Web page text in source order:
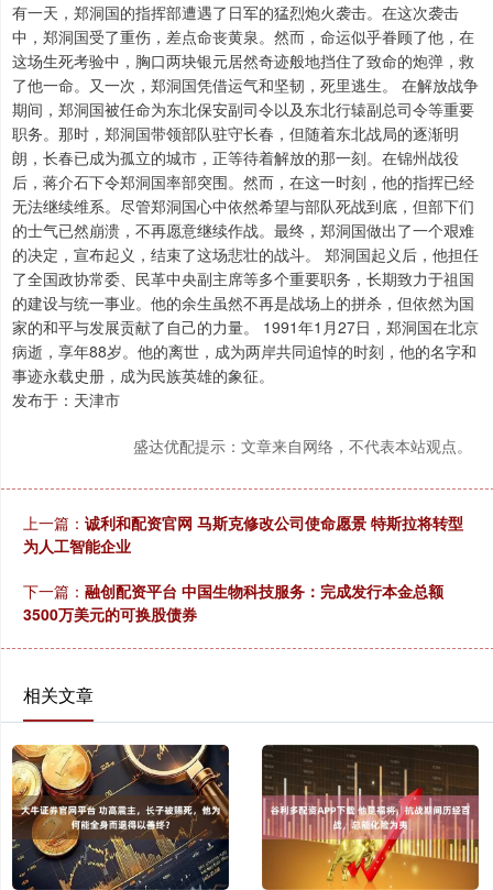
有一天，郑洞国的指挥部遭遇了日军的猛烈炮火袭击。在这次袭击
中，郑洞国受了重伤，差点命丧黄泉。然而，命运似乎眷顾了他，在
这场生死考验中，胸口两块银元居然奇迹般地挡住了致命的炮弹，救
了他一命。又一次，郑洞国凭借运气和坚韧，死里逃生。 在解放战争
期间，郑洞国被任命为东北保安副司令以及东北行辕副总司令等重要
职务。那时，郑洞国带领部队驻守长春，但随着东北战局的逐渐明
朗，长春已成为孤立的城市，正等待着解放的那一刻。在锦州战役
后，蒋介石下令郑洞国率部突围。然而，在这一时刻，他的指挥已经
无法继续维系。尽管郑洞国心中依然希望与部队死战到底，但部下们
的士气已然崩溃，不再愿意继续作战。最终，郑洞国做出了一个艰难
的决定，宣布起义，结束了这场悲壮的战斗。 郑洞国起义后，他担任
了全国政协常委、民革中央副主席等多个重要职务，长期致力于祖国
的建设与统一事业。他的余生虽然不再是战场上的拼杀，但依然为国
家的和平与发展贡献了自己的力量。 1991年1月27日，郑洞国在北京
病逝，享年88岁。他的离世，成为两岸共同追悼的时刻，他的名字和
事迹永载史册，成为民族英雄的象征。
发布于：天津市
盛达优配提示：文章来自网络，不代表本站观点。
上一篇： 诚利和配资官网 马斯克修改公司使命愿景 特斯拉将转型
为人工智能企业
下一篇： 融创配资平台 中国生物科技服务：完成发行本金总额
3500万美元的可换股债券
相关文章